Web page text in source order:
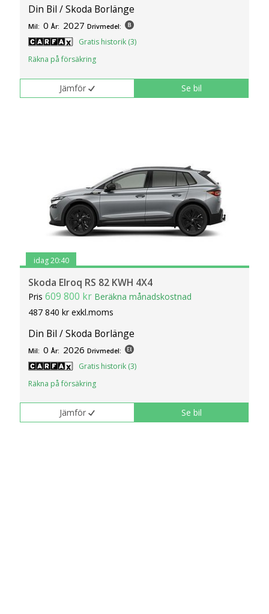
Din Bil / Skoda Borlänge
Mil: 0 År: 2027 Drivmedel:
Gratis historik (3)
Räkna på försäkring
Jämför Se bil
idag 20:40
Skoda Elroq RS 82 KWH 4X4
Pris609 800 kr Beräkna månadskostnad
487 840 kr exkl.moms
Din Bil / Skoda Borlänge
Mil: 0 År: 2026 Drivmedel:
Gratis historik (3)
Räkna på försäkring
Jämför Se bil